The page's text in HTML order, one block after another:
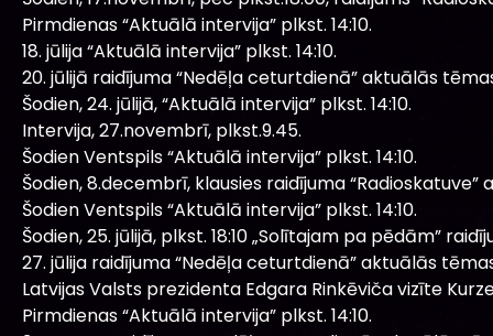
Pirmdienas “Aktuālā intervija” plkst. 14:10.
18. jūlija “Aktuālā intervija” plkst. 14:10.
20. jūlijā raidījuma “Nedēļa ceturtdienā” aktuālās
Šodien, 24. jūlijā, “Aktuālā intervija” plkst. 14:10.
Intervija, 27.novembrī, plkst.9.45.
Šodien Ventspils “Aktuālā intervija” plkst. 14:10.
Šodien, 8.decembrī, klausies raidījuma “Radioskatuve”
Šodien Ventspils “Aktuālā intervija” plkst. 14:10.
Šodien, 25. jūlijā, plkst. 18:10 „Solītajam pa pēdām”
27. jūlija raidījuma “Nedēļa ceturtdienā” aktuālās
Latvijas Valsts prezidenta Edgara Rinkēviča vizīte
Pirmdienas “Aktuālā intervija” plkst. 14:10.